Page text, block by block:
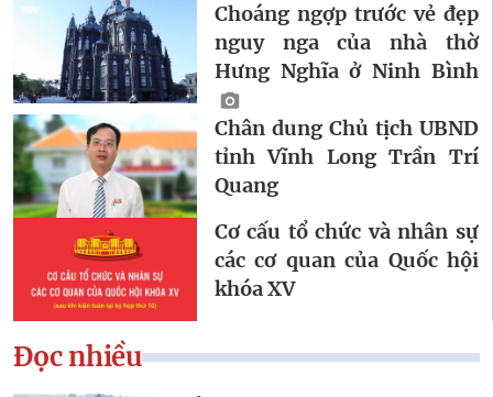
Choáng ngợp trước vẻ đẹp
nguy nga của nhà thờ
Hưng Nghĩa ở Ninh Bình
Chân dung Chủ tịch UBND
tỉnh Vĩnh Long Trần Trí
Quang
Cơ cấu tổ chức và nhân sự
các cơ quan của Quốc hội
khóa XV
Đọc nhiều